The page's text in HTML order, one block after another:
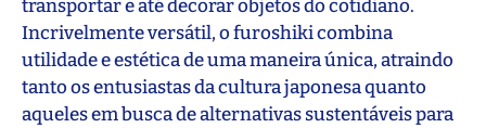
transportar e até decorar objetos do cotidiano.
Incrivelmente versátil, o furoshiki combina
utilidade e estética de uma maneira única, atraindo
tanto os entusiastas da cultura japonesa quanto
aqueles em busca de alternativas sustentáveis para